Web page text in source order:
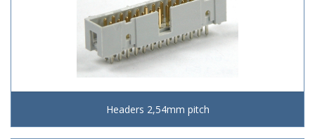
Headers 2,54mm pitch